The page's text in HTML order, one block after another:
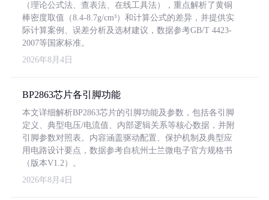
（理论公式法、查表法、在线工具法），重点解析了黄铜
棒密度取值（8.4-8.7g/cm³）和计算公式的差异，并提供实
际计算案例、误差分析及选材建议，数据参考GB/T 4423-
2007等国家标准。
2026年8月4日
BP2863芯片各引脚功能
本文详细解析BP2863芯片的引脚功能及参数，包括各引脚
定义、典型电压/电流值、内部逻辑关系等核心数据，并附
引脚参数对照表。内容涵盖驱动配置、保护机制及典型应
用电路设计要点，数据参考自杭州士兰微电子官方规格书
（版本V1.2）。
2026年8月4日